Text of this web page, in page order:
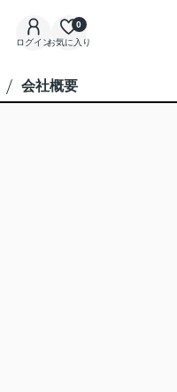
ログインお気に入り
0
会社概要